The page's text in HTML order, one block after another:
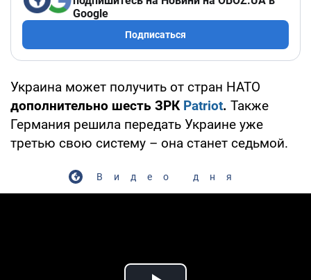
Google
Подписаться
Украина может получить от стран НАТО
дополнительно шесть ЗРК Patriot. Также
Германия решила передать Украине уже
третью свою систему – она станет седьмой.
Видео дня